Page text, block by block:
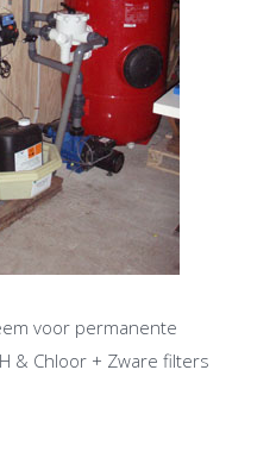
voor permanente
& Chloor + Zware filters